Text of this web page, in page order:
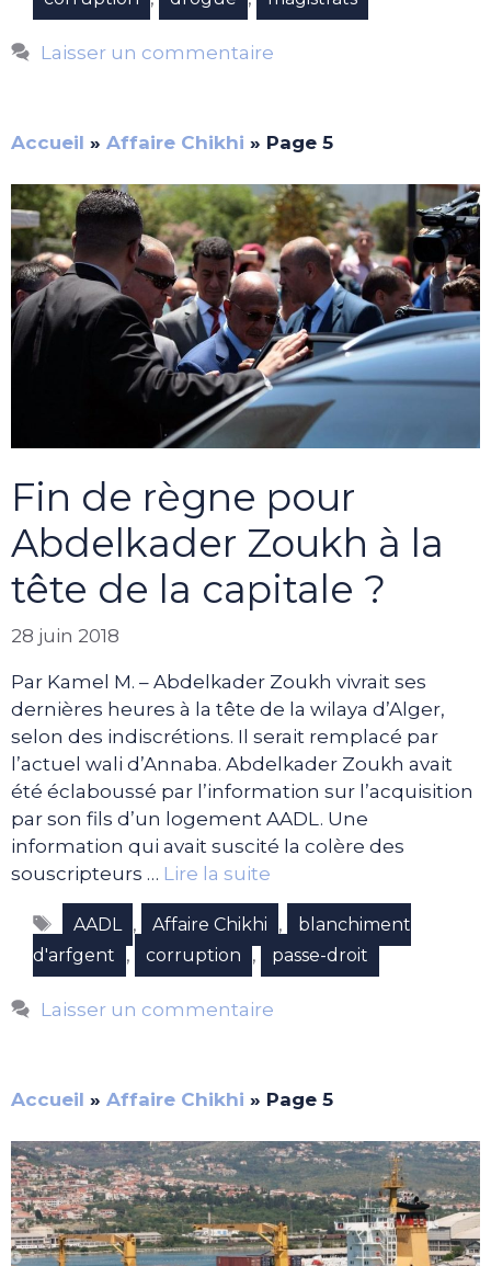
Laisser un commentaire
Accueil » Affaire Chikhi » Page 5
Fin de règne pour
Abdelkader Zoukh à la
tête de la capitale ?
28 juin 2018
Par Kamel M. – Abdelkader Zoukh vivrait ses
dernières heures à la tête de la wilaya d’Alger,
selon des indiscrétions. Il serait remplacé par
l’actuel wali d’Annaba. Abdelkader Zoukh avait
été éclaboussé par l’information sur l’acquisition
par son fils d’un logement AADL. Une
information qui avait suscité la colère des
souscripteurs … Lire la suite
Étiquettes
AADL , Affaire Chikhi ,
blanchiment
d'arfgent
, corruption , passe-droit
Laisser un commentaire
Accueil » Affaire Chikhi » Page 5